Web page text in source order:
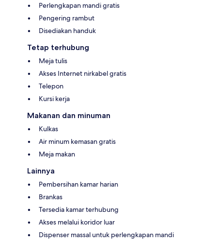
Perlengkapan mandi gratis
Pengering rambut
Disediakan handuk
Tetap terhubung
Meja tulis
Akses Internet nirkabel gratis
Telepon
Kursi kerja
Makanan dan minuman
Kulkas
Air minum kemasan gratis
Meja makan
Lainnya
Pembersihan kamar harian
Brankas
Tersedia kamar terhubung
Akses melalui koridor luar
Dispenser massal untuk perlengkapan mandi